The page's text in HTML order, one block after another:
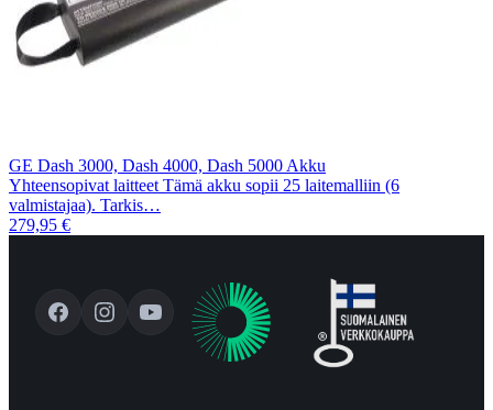
GE Dash 3000, Dash 4000, Dash 5000 Akku
Yhteensopivat laitteet Tämä akku sopii 25 laitemalliin (6
valmistajaa). Tarkis…
279,95 €